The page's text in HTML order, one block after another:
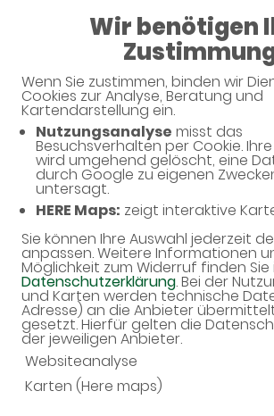
Wir benötigen
Wenn Sie zustimmen, binden wir
Cookies zur Analyse, Beratung und
Kartendarstellung ein.
Nutzungsanalyse misst das
Besuchsverhalten per Cookie.
wird umgehend gelöscht, eine
durch Google zu eigenen
untersagt.
HERE Maps: zeigt interaktive
Sie können Ihre Auswahl jederzeit
anpassen. Weitere Informationen
Möglichkeit zum Widerruf finden Sie
Datenschutzerklärung. Bei der
und Karten werden technische
Adresse) an die Anbieter
gesetzt. Hierfür gelten die
der jeweiligen Anbieter.
Websiteanalyse
Karten (Here maps)
Geschlossen
Wendelstein-
Willkommen in Ihrer
Ihre Gesundheitsberatung
Unverbindliche Reservierung